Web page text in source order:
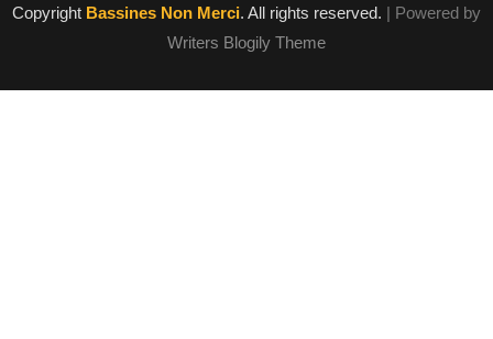
Copyright Bassines Non Merci. All rights reserved. | Powered by
Writers Blogily Theme